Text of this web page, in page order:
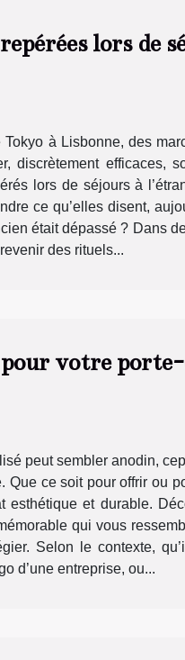
lors de
à Lisbonne, des
discrètement efficaces,
lors de séjours à
ce qu’elles disent,
était dépassé ? Dans
des rituels...
votre
peut sembler anodin,
ce soit pour offrir ou
et durable.
qui vous
Selon le contexte,
d’une entreprise, ou...